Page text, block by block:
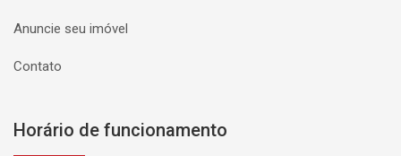
Anuncie seu imóvel
Contato
Horário de funcionamento